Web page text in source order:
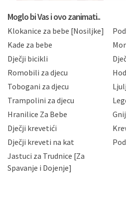
privatnosti i kolačića koju
Hrvatske, a uvijek uz
sigurnosnih mjera zaštite
neovlaštenog pristupa,
gubitka ili uništenja. Mae.hr
korisnika i posjetitelja web
Vaših osobnih podataka te
priopćavanje osobnih
zaposlenicima kojima su isti
slučajevima koji su dozvoljeni
da možete u svako doba, u
zatražiti prestanak aktivnosti
podataka. Opoziv privole
gore navedenu adresu ili e-
Moglo bi Vas i ovo zanimati..
Klokanice za bebe [Nosiljke]
Kade za bebe
Dječji bicikli
Romobili za djecu
Tobogani za djecu
Trampolini za djecu
Hranilice Za Bebe
Dječji krevetići
Dječji kreveti na kat
Jastuci za Trudnice [Za
Spavanje i Dojenje]